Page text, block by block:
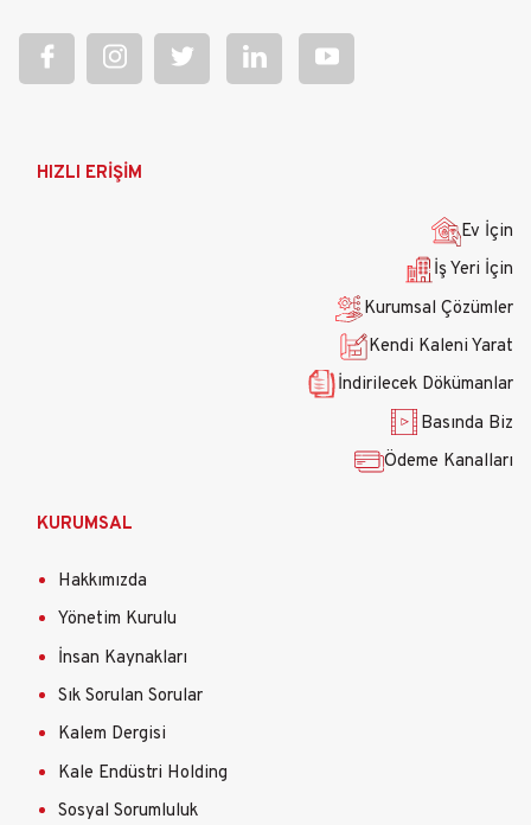
AnaHIZLI ERİŞİM
Ev İçin
İş Yeri İçin
Kurumsal Çözümler
Kendi Kaleni Yarat
İndirilecek Dökümanlar
Basında Biz
Ödeme Kanalları
KURUMSAL
Hakkımızda
Yönetim Kurulu
İnsan Kaynakları
Sık Sorulan Sorular
Kalem Dergisi
Kale Endüstri Holding
Sosyal Sorumluluk